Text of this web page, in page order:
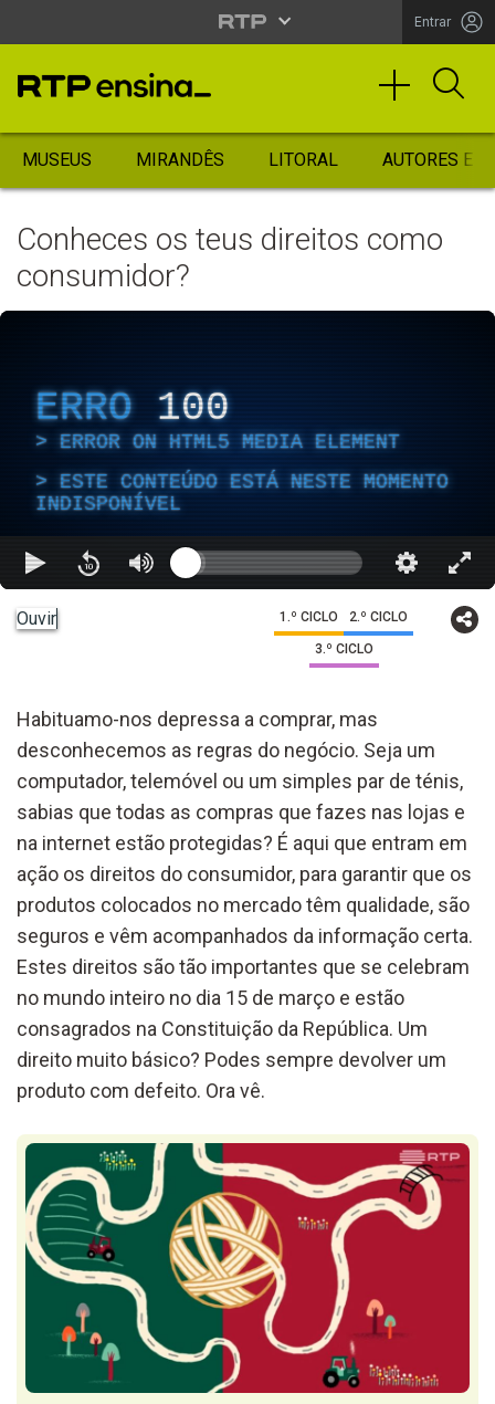
Entrar
MUSEUS MIRANDÊS LITORAL AUTORES
Conheces os teus direitos como
consumidor?
ERRO 100
ERROR ON HTML5 MEDIA ELEMENT
ESTE CONTEÚDO ESTÁ NESTE MOMENTO
INDISPONÍVEL
Ouvir 1.º CICLO 2.º CICLO
3.º CICLO
Habituamo-nos depressa a comprar, mas
desconhecemos as regras do negócio. Seja um
computador, telemóvel ou um simples par de ténis,
sabias que todas as compras que fazes nas lojas e
na internet estão protegidas? É aqui que entram em
ação os direitos do consumidor, para garantir que os
produtos colocados no mercado têm qualidade, são
seguros e vêm acompanhados da informação certa.
Estes direitos são tão importantes que se celebram
no mundo inteiro no dia 15 de março e estão
consagrados na Constituição da República. Um
direito muito básico? Podes sempre devolver um
produto com defeito. Ora vê.